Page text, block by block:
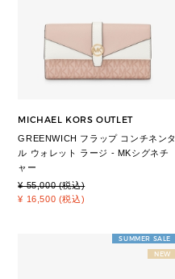
MICHAEL KORS OUTLET
GREENWICH フラップ コンチネンタ
ル ウォレット ラージ - MKシグネチ
ャー
¥ 55,000 (税込)
¥ 16,500 (税込)
SUMMER SALE
NEW